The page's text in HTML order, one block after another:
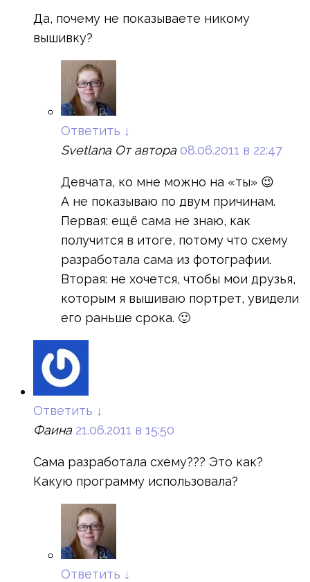
Да, почему не показываете никому
вышивку?
Ответить ↓
Svetlana От автора 08.06.2011 в 22:47
Девчата, ко мне можно на «ты» 😉
А не показываю по двум причинам.
Первая: ещё сама не знаю, как
получится в итоге, потому что схему
разработала сама из фотографии.
Вторая: не хочется, чтобы мои друзья,
которым я вышиваю портрет, увидели
его раньше срока. 🙂
Ответить ↓
Фаина 21.06.2011 в 15:50
Сама разработала схему??? Это как?
Какую программу использовала?
Ответить ↓